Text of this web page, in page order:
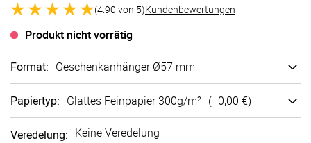
(4.90 von 5)Kundenbewertungen
Produkt nicht vorrätig
Format: Geschenk­anhänger Ø57 mm
Papiertyp: Glattes Fein­papier 300g/m² (+0,00 €)
Veredelung: Keine Veredelung